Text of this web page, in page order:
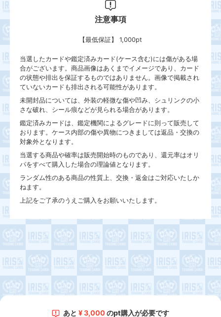
注意事項
【最低保証】 1,000pt
当選したカードや鑑定済みカード(ケース含む)には傷がある場
合がございます。商品画像はあくまでイメージであり、カード
の状態や排出を保証するものではありません。画像で掲載され
ていないカードも排出される可能性があります。
未開封品については、外装の軽微な傷や凹み、シュリンクの小
さな破れ、シール痕などが見られる場合があります。
鑑定済みカードは、鑑定機関によるグレードに則って販売して
おります。ケース内部の傷や異物につきましては返品・交換の
対象外となります。
当選する商品や確率は販売開始時のものであり、還元率はオリ
パをすべて購入した場合の理論値となります。
ランダム性のある商品の性質上、交換・返金はご対応いたしか
ねます。
上記をご了承のうえご購入をお願いいたします。
あと ¥3,000のpt購入が必要です